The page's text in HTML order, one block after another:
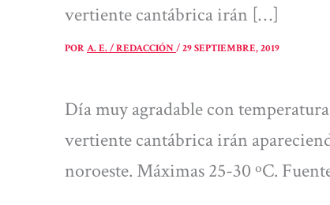
vertiente cantábrica irán […]
PORA. E. / REDACCIÓN/29 SEPTIEMBRE, 2019
Día muy agradable con
vertiente cantábrica irán
noroeste. Máximas 25-30 ºC.